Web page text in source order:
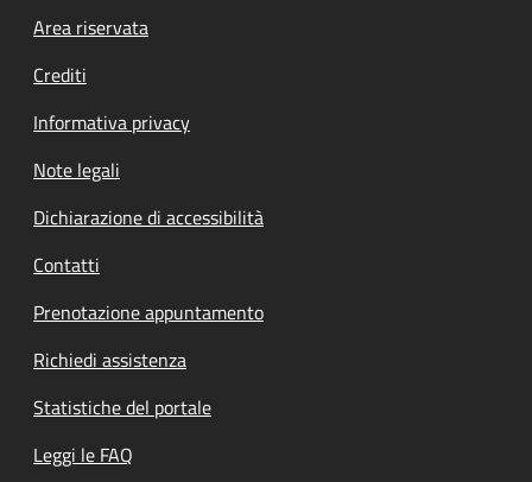
Footer menu
Area riservata
Crediti
Informativa privacy
Note legali
Dichiarazione di accessibilità
Contatti
Prenotazione appuntamento
Richiedi assistenza
Statistiche del portale
Leggi le FAQ